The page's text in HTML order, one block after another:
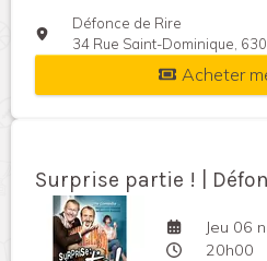
Défonce de Rire
34 Rue Saint-Dominique,
Acheter
Surprise partie ! |
Jeu 06
20h00